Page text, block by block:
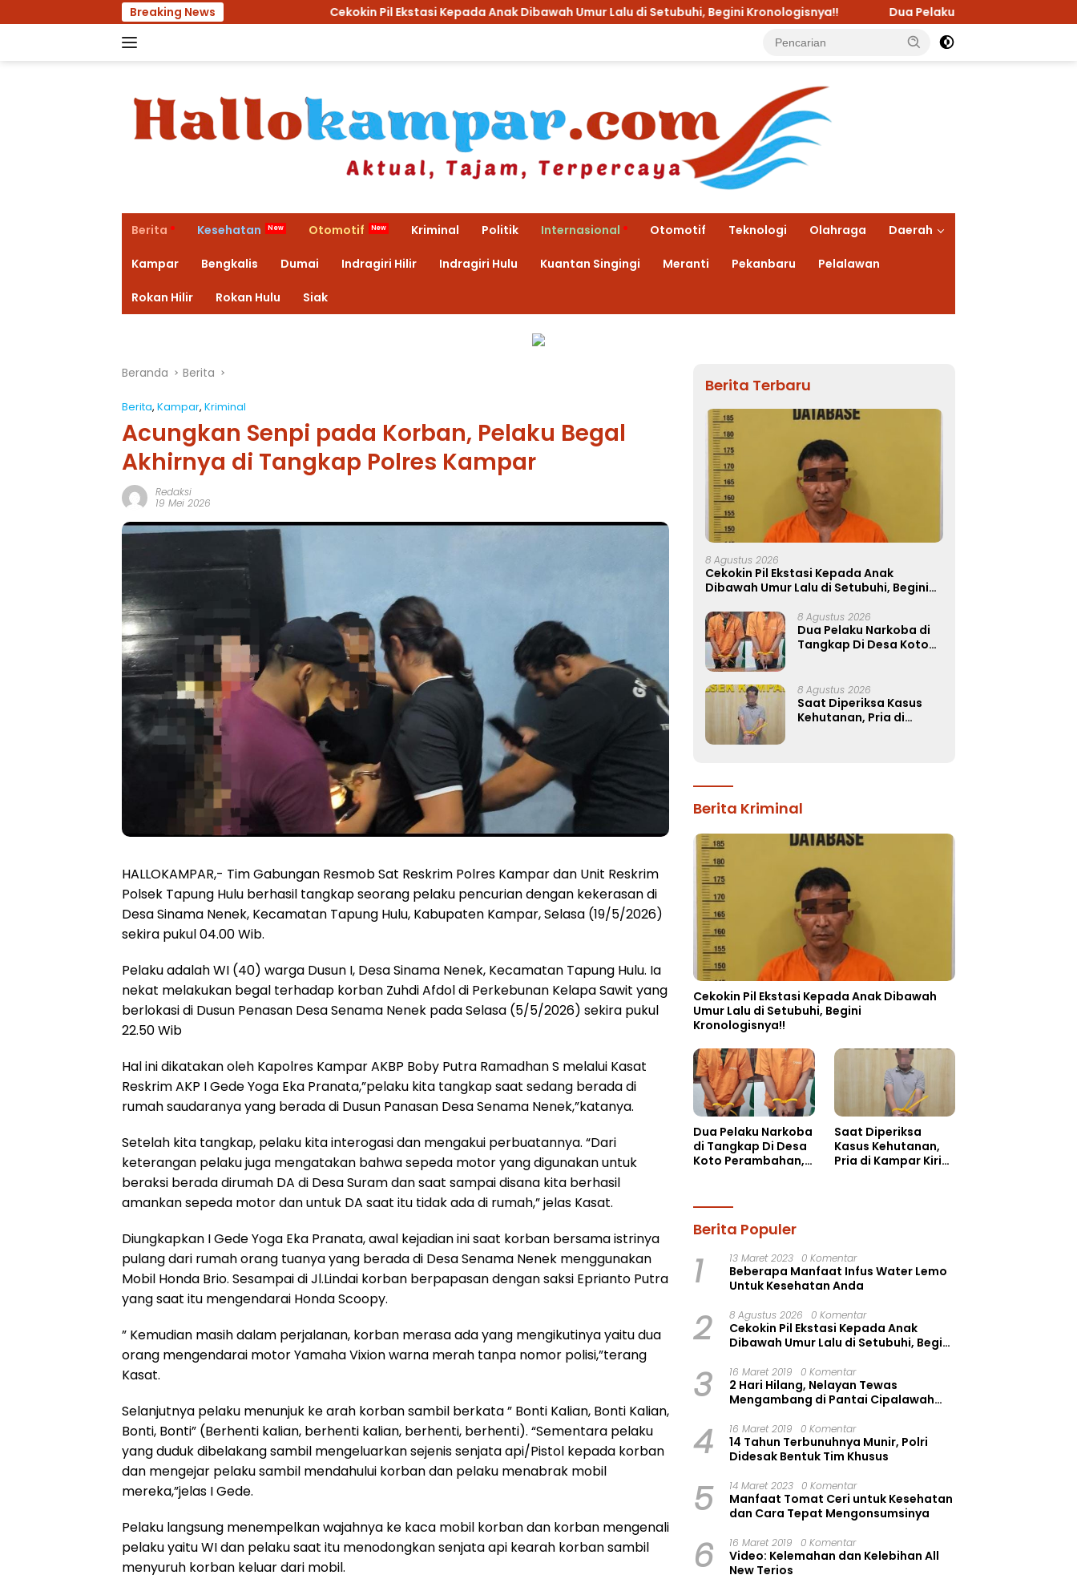
ke
Breaking NewsCekokin Pil Ekstasi Kepada Anak Dibawah Umur Lalu di Setubuhi, Begini Kronologisnya!! Dua Pelaku Narkoba di Tangkap Di Desa Koto
Berita Kesehatan Otomotif Kriminal Politik Internasional Otomotif Teknologi Olahraga Daerah
Kampar Bengkalis Dumai Indragiri Hilir Indragiri Hulu Kuantan Singingi Meranti Pekanbaru Pelalawan
Rokan Hilir Rokan Hulu Siak
Beranda Berita
Berita, Kampar, Kriminal
Acungkan Senpi pada Korban, Pelaku Begal
Akhirnya di Tangkap Polres Kampar
Redaksi
19 Mei 2026
HALLOKAMPAR,- Tim Gabungan Resmob Sat Reskrim Polres Kampar dan Unit Reskrim
Polsek Tapung Hulu berhasil tangkap seorang pelaku pencurian dengan kekerasan di
Desa Sinama Nenek, Kecamatan Tapung Hulu, Kabupaten Kampar, Selasa (19/5/2026)
sekira pukul 04.00 Wib.
Pelaku adalah WI (40) warga Dusun I, Desa Sinama Nenek, Kecamatan Tapung Hulu. Ia
nekat melakukan begal terhadap korban Zuhdi Afdol di Perkebunan Kelapa Sawit yang
berlokasi di Dusun Penasan Desa Senama Nenek pada Selasa (5/5/2026) sekira pukul
22.50 Wib
Hal ini dikatakan oleh Kapolres Kampar AKBP Boby Putra Ramadhan S melalui Kasat
Reskrim AKP I Gede Yoga Eka Pranata,”pelaku kita tangkap saat sedang berada di
rumah saudaranya yang berada di Dusun Panasan Desa Senama Nenek,”katanya.
Setelah kita tangkap, pelaku kita interogasi dan mengakui perbuatannya. “Dari
keterangan pelaku juga mengatakan bahwa sepeda motor yang digunakan untuk
beraksi berada dirumah DA di Desa Suram dan saat sampai disana kita berhasil
amankan sepeda motor dan untuk DA saat itu tidak ada di rumah,” jelas Kasat.
Diungkapkan I Gede Yoga Eka Pranata, awal kejadian ini saat korban bersama istrinya
pulang dari rumah orang tuanya yang berada di Desa Senama Nenek menggunakan
Mobil Honda Brio. Sesampai di Jl.Lindai korban berpapasan dengan saksi Eprianto Putra
yang saat itu mengendarai Honda Scoopy.
” Kemudian masih dalam perjalanan, korban merasa ada yang mengikutinya yaitu dua
orang mengendarai motor Yamaha Vixion warna merah tanpa nomor polisi,”terang
Kasat.
Selanjutnya pelaku menunjuk ke arah korban sambil berkata ” Bonti Kalian, Bonti Kalian,
Bonti, Bonti” (Berhenti kalian, berhenti kalian, berhenti, berhenti). “Sementara pelaku
yang duduk dibelakang sambil mengeluarkan sejenis senjata api/Pistol kepada korban
dan mengejar pelaku sambil mendahului korban dan pelaku menabrak mobil
mereka,”jelas I Gede.
Pelaku langsung menempelkan wajahnya ke kaca mobil korban dan korban mengenali
pelaku yaitu WI dan pelaku saat itu menodongkan senjata api kearah korban sambil
menyuruh korban keluar dari mobil.
Berita Terbaru
8 Agustus 2026
Cekokin Pil Ekstasi Kepada Anak
Dibawah Umur Lalu di Setubuhi, Begini
8 Agustus 2026
Dua Pelaku Narkoba di
Tangkap Di Desa Koto
sabu
8 Agustus 2026
Saat Diperiksa Kasus
Kehutanan, Pria di
Berita Kriminal
Cekokin Pil Ekstasi Kepada Anak Dibawah
Umur Lalu di Setubuhi, Begini
Kronologisnya!!
Dua Pelaku Narkoba
di Tangkap Di Desa
Koto Perambahan,
Saat Diperiksa
Kasus Kehutanan,
Pria di Kampar Kiri
Berita Populer
1 13 Maret 2023 0 Komentar
Beberapa Manfaat Infus Water Lemo
Untuk Kesehatan Anda
2 8 Agustus 2026 0 Komentar
Cekokin Pil Ekstasi Kepada Anak
Dibawah Umur Lalu di Setubuhi, Begini
3 16 Maret 2019 0 Komentar
2 Hari Hilang, Nelayan Tewas
Mengambang di Pantai Cipalawah
4 16 Maret 2019 0 Komentar
14 Tahun Terbunuhnya Munir, Polri
Didesak Bentuk Tim Khusus
5 14 Maret 2023 0 Komentar
Manfaat Tomat Ceri untuk Kesehatan
dan Cara Tepat Mengonsumsinya
6 16 Maret 2019 0 Komentar
Video: Kelemahan dan Kelebihan All
New Terios